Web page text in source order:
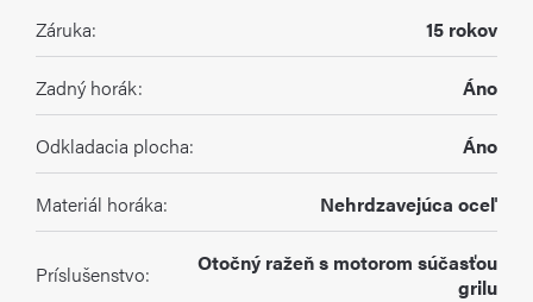
Záruka: 15 rokov
Zadný horák: Áno
Odkladacia plocha: Áno
Materiál horáka: Nehrdzavejúca oceľ
Príslušenstvo:
Otočný ražeň s motorom súčasťou
grilu